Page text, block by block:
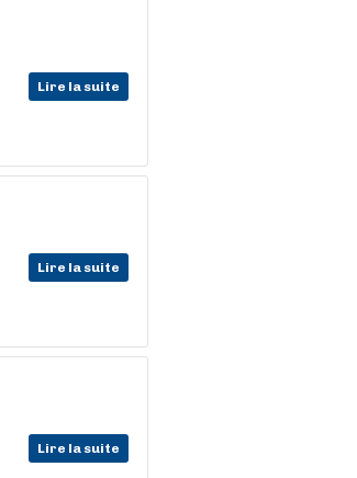
Lire la suite
Lire la suite
Lire la suite